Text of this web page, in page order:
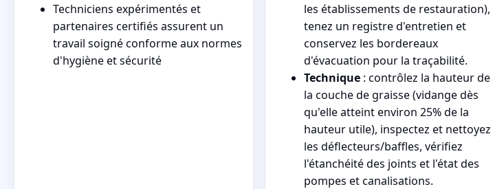
Techniciens expérimentés et
partenaires certifiés assurent un
travail soigné conforme aux normes
d'hygiène et sécurité
les établissements de restauration),
tenez un registre d'entretien et
conservez les bordereaux
d'évacuation pour la traçabilité.
Technique : contrôlez la hauteur de
la couche de graisse (vidange dès
qu'elle atteint environ 25% de la
hauteur utile), inspectez et nettoyez
les déflecteurs/baffles, vérifiez
l'étanchéité des joints et l'état des
pompes et canalisations.